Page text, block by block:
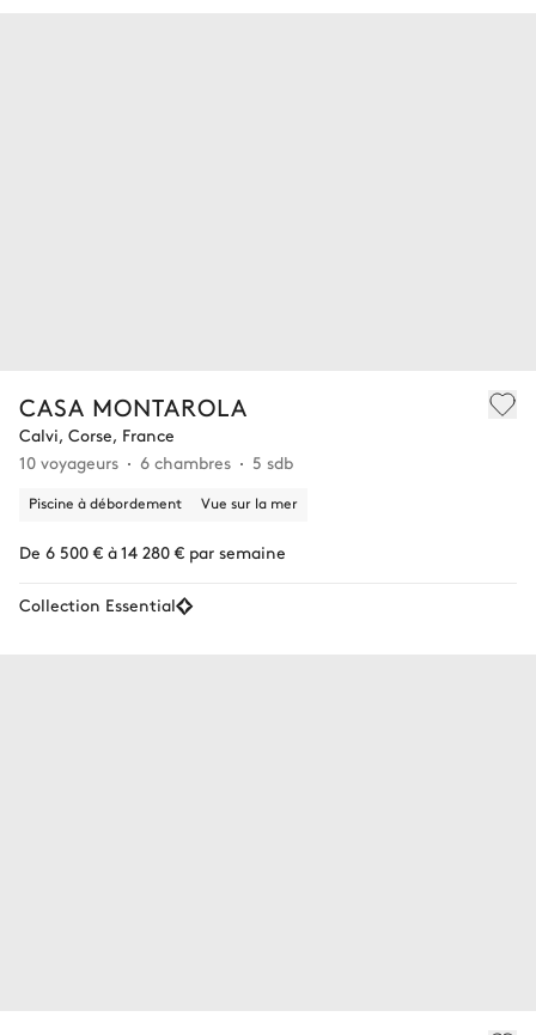
CASA MONTAROLA
Calvi, Corse, France
10 voyageurs
6 chambres 5 sdb
Piscine à débordement Vue sur la mer
De 6 500 € à 14 280 € par semaine
Collection Essential